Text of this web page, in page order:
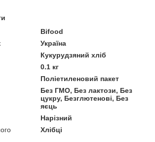
Bifood
Україна
Кукурудзяний хліб
0.1 кг
Поліетиленовий пакет
Без ГМО, Без лактози, Без
цукру, Безглютенові, Без
яєць
Нарізний
Хлібці